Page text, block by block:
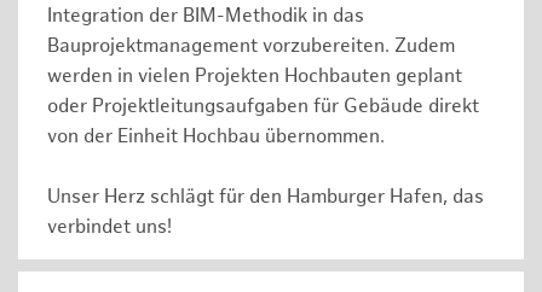
Integration der BIM-Methodik in das
Bauprojektmanagement vorzubereiten. Zudem
werden in vielen Projekten Hochbauten geplant
oder Projektleitungsaufgaben für Gebäude direkt
von der Einheit Hochbau übernommen.
Unser Herz schlägt für den Hamburger Hafen, das
verbindet uns!